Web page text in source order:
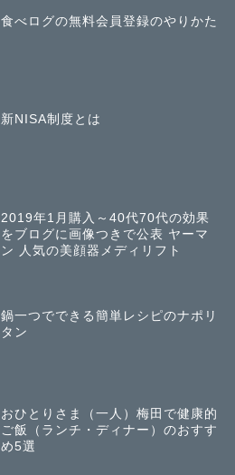
食べログの無料会員登録のやりかた
新NISA制度とは
2019年1月購入～40代70代の効果
をブログに画像つきで公表 ヤーマ
ン 人気の美顔器メディリフト
鍋一つでできる簡単レシピのナポリ
タン
おひとりさま（一人）梅田で健康的
ご飯（ランチ・ディナー）のおすす
め5選